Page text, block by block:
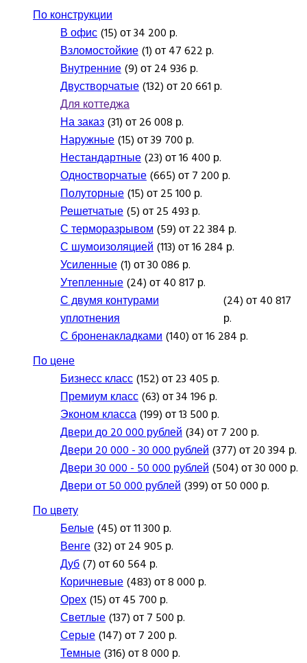
По конструкции
В офис(15) от 34 200 р.
Взломостойкие(1) от 47 622 р.
Внутренние(9) от 24 936 р.
Двустворчатые(132) от 20 661 р.
Для коттеджа
На заказ(31) от 26 008 р.
Наружные(15) от 39 700 р.
Нестандартные(23) от 16 400 р.
Одностворчатые(665) от 7 200 р.
Полуторные(15) от 25 100 р.
Решетчатые(5) от 25 493 р.
С терморазрывом(59) от 22 384 р.
С шумоизоляцией(113) от 16 284 р.
Усиленные(1) от 30 086 р.
Утепленные(24) от 40 817 р.
С двумя контурами
уплотнения
(24) от 40 817
р.
С броненакладками(140) от 16 284 р.
По цене
Бизнесс класс(152) от 23 405 р.
Премиум класс(63) от 34 196 р.
Эконом класса(199) от 13 500 р.
Двери до 20 000 рублей(34) от 7 200 р.
Двери 20 000 - 30 000 рублей(377) от 20 394 р.
Двери 30 000 - 50 000 рублей(504) от 30 000 р.
Двери от 50 000 рублей(399) от 50 000 р.
По цвету
Белые(45) от 11 300 р.
Венге(32) от 24 905 р.
Дуб(7) от 60 564 р.
Коричневые(483) от 8 000 р.
Орех(15) от 45 700 р.
Светлые(137) от 7 500 р.
Серые(147) от 7 200 р.
Темные(316) от 8 000 р.